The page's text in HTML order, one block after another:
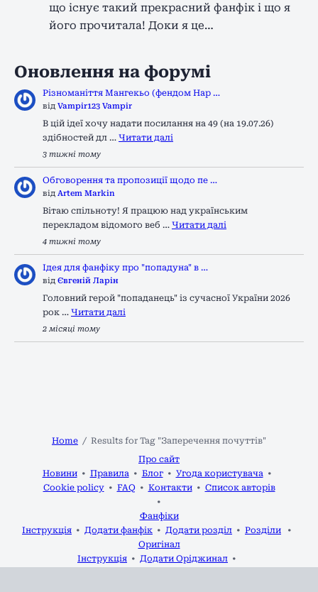
що існує такий прекрасний фанфік і що я
його прочитала! Доки я це…
Оновлення на форумі
Різноманіття Мангекьо (фендом Нар …
від Vampir123 Vampir
В цій ідеї хочу надати посилання на 49 (на 19.07.26)
здібностей дл … Читати далі
3 тижні тому
Обговорення та пропозиції щодо пе …
від Artem Markin
Вітаю спільноту! Я працюю над українським
перекладом відомого веб … Читати далі
4 тижні тому
Ідея для фанфіку про "попадуна" в …
від Євгеній Ларін
Головний герой "попаданець" із сучасної України 2026
рок … Читати далі
2 місяці тому
Home
Results for Tag "Заперечення почуттів"
Про сайт
Новини
Правила Блог
Угода користувача
Cookie policy
FAQ Контакти Список авторів
Фанфіки
Інструкція
Додати фанфік Додати розділ
Розділи
Оригінал
Інструкція
Додати Оріджинал